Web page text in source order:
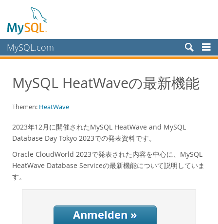
MySQL.com
Schulung, Beratung, Support
Warum MySQL?
White Papers
Presentations
Videos
MySQL HeatWaveの最新機能
Themen: HeatWave
2023年12月に開催されたMySQL HeatWave and MySQL
Database Day Tokyo 2023での発表資料です。
Oracle CloudWorld 2023で発表された内容を中心に、MySQL
HeatWave Database Serviceの最新機能について説明していま
す。
Anmelden »